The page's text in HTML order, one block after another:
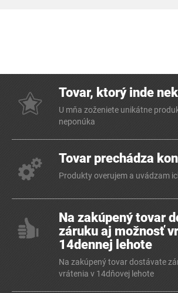
Tovar, ktorý inde
U mňa zoženiete unikátne
neponúka
Tovar prechádza
Produkty overujem a uvádzam
Na zakúpený tovar
záruku aj možnosť
14dennej lehote
Na zakúpený tovar dostávate
vrátenia v 14dňovej lehote